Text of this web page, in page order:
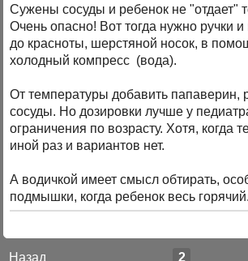
Сужены сосуды и ребенок не "отдает"
Очень опасно! Вот тогда нужно ручки и
до красноты, шерстяной носок, в
холодный компресс (вода).
От температуры добавить папаверин,
сосуды. Но дозировки лучше у
ограничения по возрасту. Хотя, когда
иной раз и вариантов нет.
А водичкой имеет смысл обтирать,
подмышки, когда ребенок весь горячий.
Назад 2